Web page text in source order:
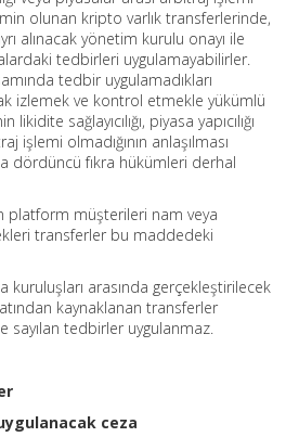
olunan kripto varlık transferlerinde,
alınacak yönetim kurulu onayı ile
tedbirleri uygulamayabilirler.
tedbir uygulamadıkları
izlemek ve kontrol etmekle yükümlü
sağlayıcılığı, piyasa yapıcılığı
işlemi olmadığının anlaşılması
dördüncü fıkra hükümleri derhal
platform müşterileri nam veya
transferler bu maddedeki
kuruluşları arasında gerçekleştirilecek
kaynaklanan transferler
sayılan tedbirler uygulanmaz.
ceza